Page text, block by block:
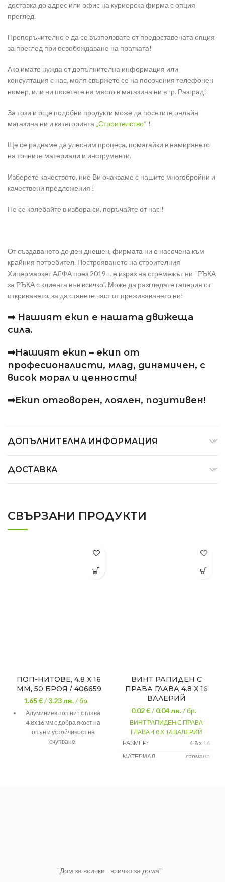
доставка до адрес или офис на куриерска фирма с опция
преглед.
Препоръчително е да се възползвате от предоставената опция
за преглед при освобождаване на пратката!
Ако имате нужда от допълнителна информация или
консултация с нас, моля свържете се на посочения телефонен
номер, или ни посетете на място в магазина ни в гр. Разград!
За този и още подобни продукти може да посетите онлайн
магазина ни и категорията„Строителство“ !
Ще се радваме да улесним процеса, помагайки в намирането
на точните материали и инструменти.
Изберете качеството, ние Ви очакваме с нашите многобройни и
качествени предложения !
Не се колебайте в избора си, поръчайте от нас !
От създаването до ден днешен, фирмата ни е насочена към
крайния потребител. Построяването на строителния
Хипермаркет АЛФА през 2019 г. е израз на стремежът ни “РЪКА
за РЪКА с клиента във всичко”. Може да разгледате галерия от
откриването, за да станете част от преживяването ни!
➡ Нашият екип е нашата движеща
сила.
➡Нашият екип – екип от
професионалисти, млад, динамичен, с
висок морал и ценности!
➡Екип отговорен, лоялен, позитивен!
ДОПЪЛНИТЕЛНА ИНФОРМАЦИЯ
ДОСТАВКА
СВЪРЗАНИ ПРОДУКТИ
ПОП-НИТОВЕ, 4.8 Х 16
ММ, 50 БРОЯ / 406659
1.65 €/3.23лв./ бр.
Алуминиев поп нит с глава
4,8х16 мм с добра якост на
опън и устойчивост на
счупване.
ВИНТ РАПИДЕН С
ПРАВА ГЛАВА 4.8 Х 16
ВАЛЕРИЙ
0.02 €/0.04лв./ бр.
ВИНТ РАПИДЕН С ПРАВА
ГЛАВА 4.8 Х 16 ВАЛЕРИЙ
РАЗМЕР:
4.8 х 16
МАТЕРИАЛ:
стомана
"Дом за всички - всичко за дома"